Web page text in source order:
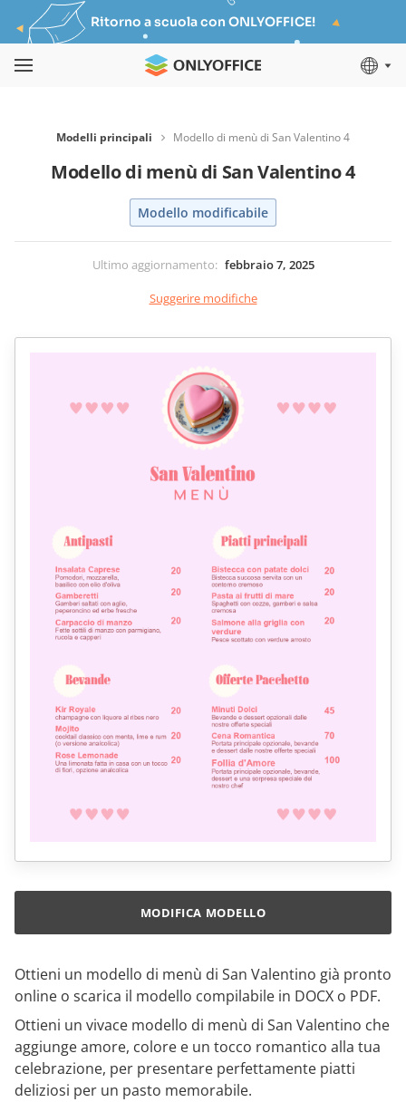
Ritorno a scuola con ONLYOFFICE!
Modelli principali Modello di menù di San Valentino 4
Modello di menù di San Valentino 4
Modello modificabile
Ultimo aggiornamento: febbraio 7, 2025
Suggerire modifiche
Ottieni un modello di menù di San Valentino già pronto
online o scarica il modello compilabile in DOCX o PDF.
Ottieni un vivace modello di menù di San Valentino che
aggiunge amore, colore e un tocco romantico alla tua
celebrazione, per presentare perfettamente piatti
deliziosi per un pasto memorabile.
MODIFICA MODELLO